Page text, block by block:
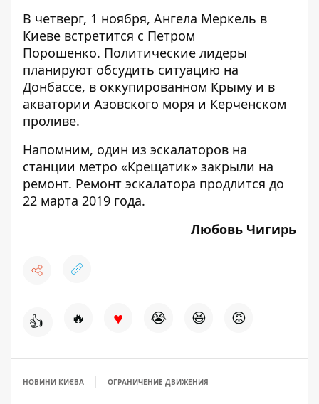
В четверг, 1 ноября, Ангела Меркель в
Киеве встретится с Петром
Порошенко. Политические лидеры
планируют обсудить ситуацию на
Донбассе, в оккупированном Крыму и в
акватории Азовского моря и Керченском
проливе.
Напомним, один из эскалаторов на
станции метро «Крещатик» закрыли на
ремонт. Ремонт эскалатора продлится до
22 марта 2019 года.
Любовь Чигирь
👍 🔥 ♥ 😭 😆 😡
НОВИНИ КИЄВА ОГРАНИЧЕНИЕ ДВИЖЕНИЯ